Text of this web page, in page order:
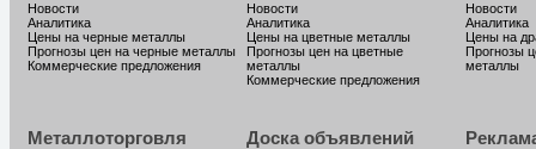
Новости
Аналитика
Цены на черные металлы
Прогнозы цен на черные металлы
Коммерческие предложения
Новости
Аналитика
Цены на цветные металлы
Прогнозы цен на цветные
металлы
Коммерческие предложения
Новости
Аналитика
Цены на
Прогнозы
металлы
Металлоторговля Доска объявлений